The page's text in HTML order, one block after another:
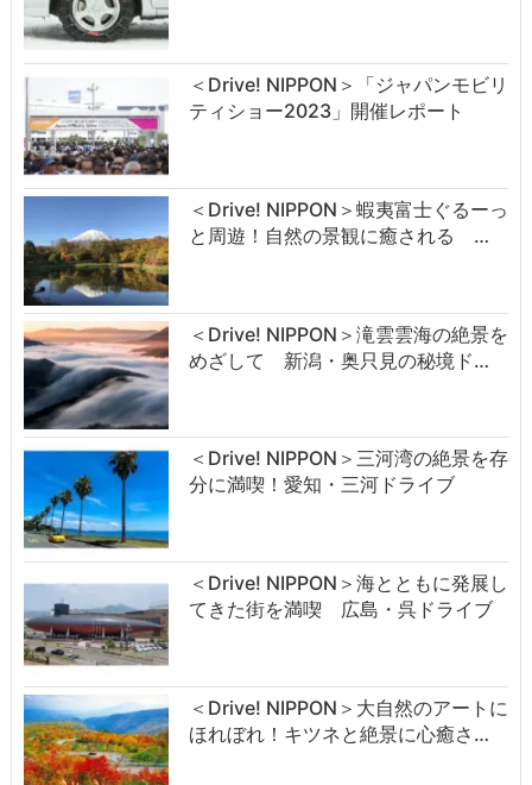
＜Drive! NIPPON＞「ジャパンモビリ
ティショー2023」開催レポート
＜Drive! NIPPON＞蝦夷富士ぐるーっ
と周遊！自然の景観に癒される …
＜Drive! NIPPON＞滝雲雲海の絶景を
めざして 新潟・奥只見の秘境ド…
＜Drive! NIPPON＞三河湾の絶景を存
分に満喫！愛知・三河ドライブ
＜Drive! NIPPON＞海とともに発展し
てきた街を満喫 広島・呉ドライブ
＜Drive! NIPPON＞大自然のアートに
ほれぼれ！キツネと絶景に心癒さ…